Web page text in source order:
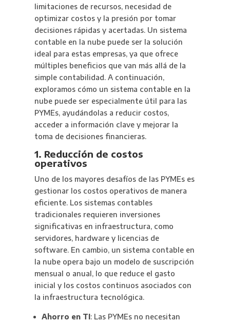
limitaciones de recursos, necesidad de
optimizar costos y la presión por tomar
decisiones rápidas y acertadas. Un sistema
contable en la nube puede ser la solución
ideal para estas empresas, ya que ofrece
múltiples beneficios que van más allá de la
simple contabilidad. A continuación,
exploramos cómo un sistema contable en la
nube puede ser especialmente útil para las
PYMEs, ayudándolas a reducir costos,
acceder a información clave y mejorar la
toma de decisiones financieras.
1. Reducción de costos
operativos
Uno de los mayores desafíos de las PYMEs es
gestionar los costos operativos de manera
eficiente. Los sistemas contables
tradicionales requieren inversiones
significativas en infraestructura, como
servidores, hardware y licencias de
software. En cambio, un sistema contable en
la nube opera bajo un modelo de suscripción
mensual o anual, lo que reduce el gasto
inicial y los costos continuos asociados con
la infraestructura tecnológica.
Ahorro en TI: Las PYMEs no necesitan